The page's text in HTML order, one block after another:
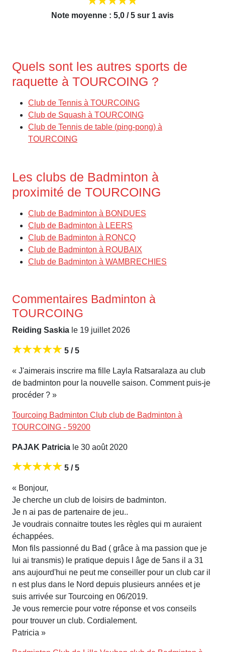
Note moyenne : 5,0 / 5 sur 1 avis
Quels sont les autres sports de
raquette à TOURCOING ?
Club de Tennis à TOURCOING
Club de Squash à TOURCOING
Club de Tennis de table (ping-pong) à
TOURCOING
Les clubs de Badminton à
proximité de TOURCOING
Club de Badminton à BONDUES
Club de Badminton à LEERS
Club de Badminton à RONCQ
Club de Badminton à ROUBAIX
Club de Badminton à WAMBRECHIES
Commentaires Badminton à
TOURCOING
Reiding Saskia le 19 juillet 2026
5 / 5
« J'aimerais inscrire ma fille Layla Ratsaralaza au club
de badminton pour la nouvelle saison. Comment puis-je
procéder ? »
Tourcoing Badminton Club club de Badminton à
TOURCOING - 59200
PAJAK Patricia le 30 août 2020
5 / 5
« Bonjour,
Je cherche un club de loisirs de badminton.
Je n ai pas de partenaire de jeu..
Je voudrais connaitre toutes les règles qui m auraient
échappées.
Mon fils passionné du Bad ( grâce à ma passion que je
lui ai transmis) le pratique depuis l âge de 5ans il a 31
ans aujourd'hui ne peut me conseiller pour un club car il
n est plus dans le Nord depuis plusieurs années et je
suis arrivée sur Tourcoing en 06/2019.
Je vous remercie pour votre réponse et vos conseils
pour trouver un club. Cordialement.
Patricia »